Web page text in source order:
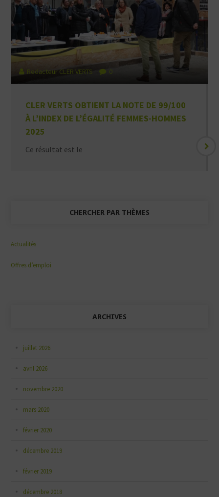
Redacteur CLER VERTS 0
CLER VERTS OBTIENT LA NOTE DE 99/100
À L’INDEX DE L’ÉGALITÉ FEMMES-HOMMES
2025
Ce résultat est le
CHERCHER PAR THÈMES
Actualités
Offres d’emploi
ARCHIVES
juillet 2026
avril 2026
novembre 2020
mars 2020
février 2020
décembre 2019
février 2019
décembre 2018